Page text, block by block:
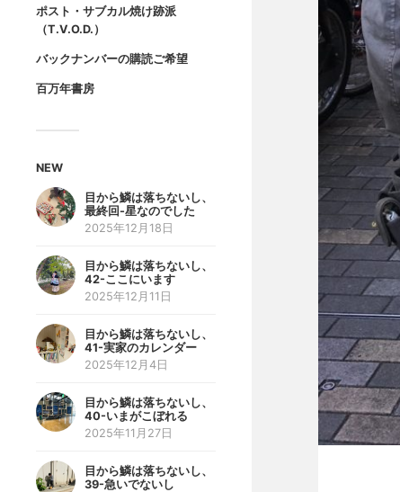
ポスト・サブカル焼け跡派
（T.V.O.D.）
バックナンバーの購読ご希望
百万年書房
NEW
目から鱗は落ちないし、
最終回-星なのでした
2025年12月18日
目から鱗は落ちないし、
42-ここにいます
2025年12月11日
目から鱗は落ちないし、
41-実家のカレンダー
2025年12月4日
目から鱗は落ちないし、
40-いまがこぼれる
2025年11月27日
目から鱗は落ちないし、
39-急いでないし